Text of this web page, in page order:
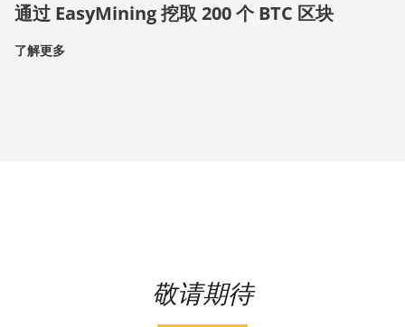
通过 EasyMining 挖取 200 个 BTC 区块
了解更多
敬请期待